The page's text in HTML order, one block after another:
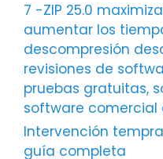
7 -ZIP 25.0
aumentar los
descompresión
revisiones de
pruebas gratuitas,
software comercial
Intervención
guía completa